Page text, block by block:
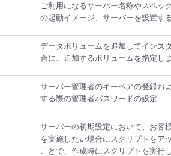
ご利用になるサーバー名称やスペッ
の起動イメージ、サーバーを設置す
データボリュームを追加してインス
合に、追加するボリュームを指定し
サーバー管理者のキーペアの登録お
する際の管理者パスワードの設定
サーバーの初期設定において、お客
を実施したい場合にスクリプトをア
ことで、作成時にスクリプトを実行